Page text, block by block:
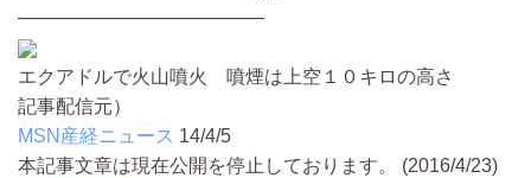
—————————————
エクアドルで火山噴火 噴煙は上空１０キロの高さ
記事配信元）
MSN産経ニュース 14/4/5
本記事文章は現在公開を停止しております。 (2016/4/23)